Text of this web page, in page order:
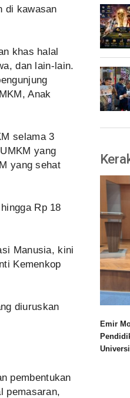
di kawasan
khas halal
dan lain-lain.
Anak
selama 3
yang
yang sehat
Rp 18
Manusia, kini
Kemenkop
diuruskan
pembentukan
pemasaran,
Emir